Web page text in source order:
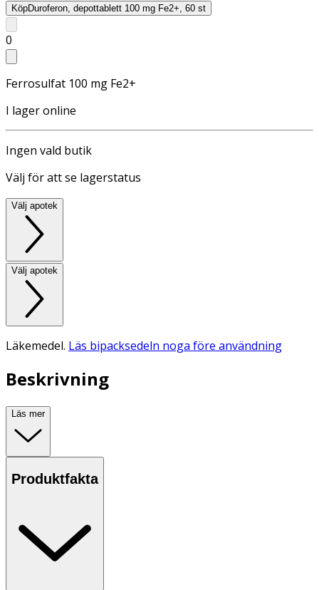
KöpDuroferon, depottablett 100 mg Fe2+, 60 st
0
Ferrosulfat 100 mg Fe2+
I lager online
Ingen vald butik
Välj för att se lagerstatus
Välj apotek
Välj apotek
Läkemedel. Läs bipacksedeln noga före användning
Beskrivning
Läs mer
Produktfakta